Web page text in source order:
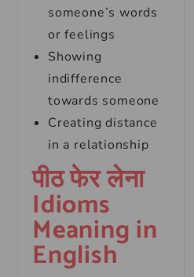
someone’s words
or feelings
Showing
indifference
towards someone
Creating distance
in a relationship
पीठ फेर लेना
Idioms
Meaning in
English